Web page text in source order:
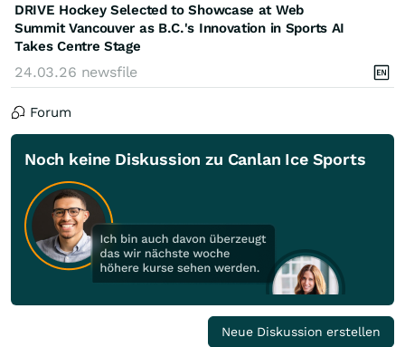
DRIVE Hockey Selected to Showcase at Web
Summit Vancouver as B.C.'s Innovation in Sports AI
Takes Centre Stage
24.03.26 newsfile
Forum
Noch keine Diskussion zu Canlan Ice Sports
Neue Diskussion erstellen